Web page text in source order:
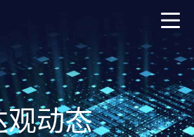
观动态